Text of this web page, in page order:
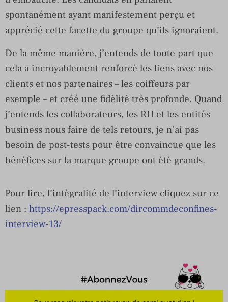
spontanément ayant manifestement perçu et
apprécié cette facette du groupe qu’ils ignoraient.
De la même manière, j’entends de toute part que
cela a incroyablement renforcé les liens avec nos
clients et nos partenaires – les coiffeurs par
exemple – et créé une fidélité très profonde. Quand
j’entends les collaborateurs, les RH et les entités
business nous faire de tels retours, je n’ai pas
besoin de post-tests pour être convaincue que les
bénéfices sur la marque groupe ont été grands.
Pour lire, l’intégralité de l’interview cliquez sur ce
lien : https://epresspack.com/dircommdeconfines-
interview-13/